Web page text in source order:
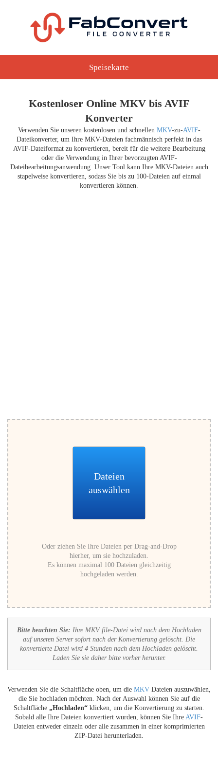
Speisekarte
Kostenloser Online MKV bis AVIF
Konverter
Verwenden Sie unseren kostenlosen und schnellen MKV-zu-AVIF-
Dateikonverter, um Ihre MKV-Dateien fachmännisch perfekt in das
AVIF-Dateiformat zu konvertieren, bereit für die weitere Bearbeitung
oder die Verwendung in Ihrer bevorzugten AVIF-
Dateibearbeitungsanwendung. Unser Tool kann Ihre MKV-Dateien auch
stapelweise konvertieren, sodass Sie bis zu 100-Dateien auf einmal
konvertieren können.
Dateien
auswählen
Oder ziehen Sie Ihre Dateien per Drag-and-Drop
hierher, um sie hochzuladen.
Es können maximal 100 Dateien gleichzeitig
hochgeladen werden.
Bitte beachten Sie: Ihre MKV file-Datei wird nach dem Hochladen
auf unseren Server sofort nach der Konvertierung gelöscht. Die
konvertierte Datei wird 4 Stunden nach dem Hochladen gelöscht.
Laden Sie sie daher bitte vorher herunter.
Verwenden Sie die Schaltfläche oben, um die MKV Dateien auszuwählen,
die Sie hochladen möchten. Nach der Auswahl können Sie auf die
Schaltfläche „Hochladen“ klicken, um die Konvertierung zu starten.
Sobald alle Ihre Dateien konvertiert wurden, können Sie Ihre AVIF-
Dateien entweder einzeln oder alle zusammen in einer komprimierten
ZIP-Datei herunterladen.